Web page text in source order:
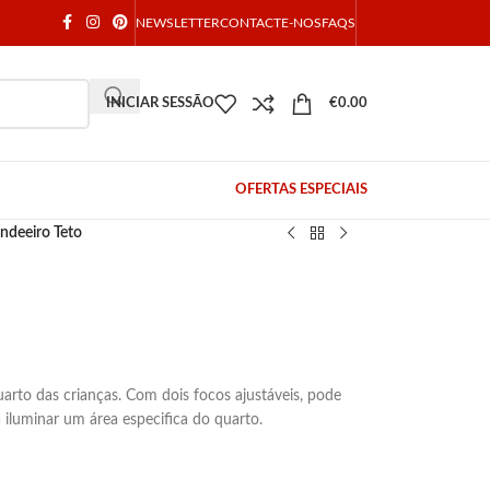
NEWSLETTERCONTACTE-NOSFAQS
INICIAR SESSÃO €0.00
OFERTAS ESPECIAIS
Teto
das crianças. Com dois focos ajustáveis, pode
um área especifica do quarto.